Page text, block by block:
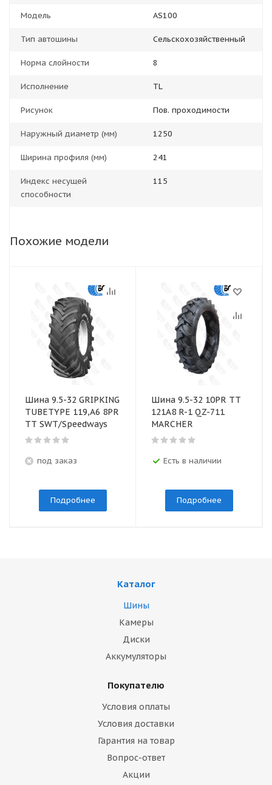
Модель AS100
Тип автошины Сельскохозяйственный
Норма слойности 8
Исполнение TL
Рисунок Пов. проходимости
Наружный диаметр (мм) 1250
Ширина профиля (мм) 241
Индекс несущей
способности
115
Похожие модели
Шина 9.5-32 GRIPKING
TUBETYPE 119,А6 8PR
TT SWT/Speedways
под заказ
Подробнее
Шина 9.5-32 10PR TT
121A8 R-1 QZ-711
MARCHER
Есть в наличии
Подробнее
Каталог
Шины
Камеры
Диски
Аккумуляторы
Покупателю
Условия оплаты
Условия доставки
Гарантия на товар
Вопрос-ответ
Акции